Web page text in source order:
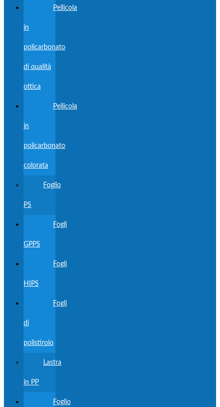
Pellicola
in
policarbonato
di qualità
ottica
Pellicola
in
policarbonato
colorata
Foglio
PS
Fogli
GPPS
Fogli
HIPS
Fogli
di
polistirolo
Lastra
in PP
Foglio